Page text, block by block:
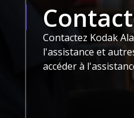
Contactez Kodak
l'assistance et
accéder à